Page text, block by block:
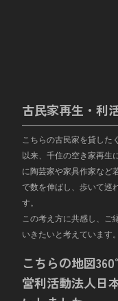
古民家再生・利
こちらの古民家を貸した
以来、千住の空き家再生
に陶芸家や家具作家など
で数を伸ばし、歩いて巡
す。
この考え方に共感し、ご
いきたいと考えています。
こちらの地図
営利活動法人日